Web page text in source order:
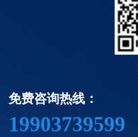
免费咨询热线：
19903739599